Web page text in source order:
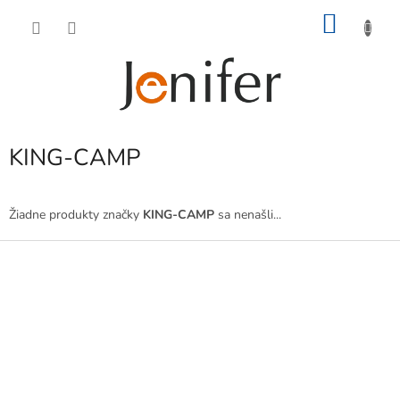
KING-CAMP
Žiadne produkty značky KING-CAMP sa nenašli...
Z